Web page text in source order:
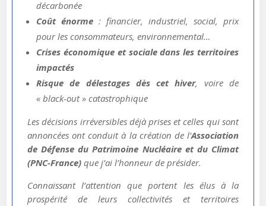
décarbonée
Coût énorme: financier, industriel, social, prix
pour les consommateurs, environnemental…
Crises économique et sociale dans les territoires
impactés
Risque de délestages dès cet hiver, voire de
« black-out » catastrophique
Les décisions irréversibles déjà prises et celles qui sont
annoncées ont conduit à la création de l’Association
de Défense du Patrimoine Nucléaire et du Climat
(PNC-France)que j’ai l’honneur de présider.
Connaissant l’attention que portent les élus à la
prospérité de leurs collectivités et territoires